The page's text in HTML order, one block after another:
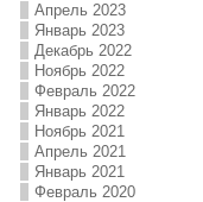
Апрель 2023
Январь 2023
Декабрь 2022
Ноябрь 2022
Февраль 2022
Январь 2022
Ноябрь 2021
Апрель 2021
Январь 2021
Февраль 2020